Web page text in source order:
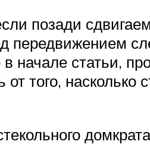
позади
передвижением
в начале статьи,
того,